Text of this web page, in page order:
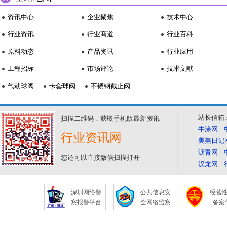
资讯中心
行业资讯
原料动态
工程招标
企业聚焦
行业商道
产品资讯
市场评论
技术中心
行业百科
行业应用
技术文献
气动球阀 卡套球阀 不锈钢截止阀
扫描二维码，获取手机版最新资讯
行业资讯网
您还可以直接微信扫描打开
站长信箱
牛涂网 |
美美日记
沥青网 |
汉龙网 |
深圳网络警
察报警平台
公共信息安
全网络监察
经营
备案